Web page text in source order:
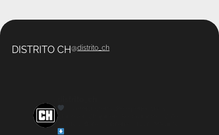
DISTRITO CH@distrito_ch